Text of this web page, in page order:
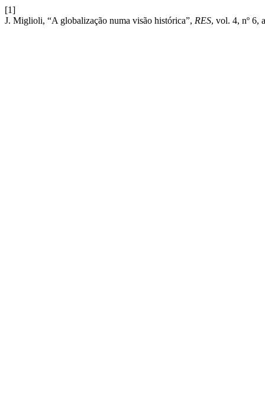
[1]
J. Miglioli, “A globalização numa visão histórica”, RES, vol. 4, nº 6,